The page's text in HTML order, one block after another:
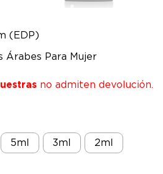
(EDP)
Árabes Para Mujer
no admiten devolución.
5ml 3ml 2ml